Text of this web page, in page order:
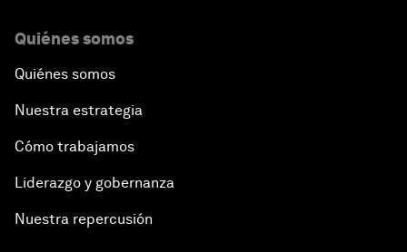
Quiénes somos
Quiénes somos
Nuestra estrategia
Cómo trabajamos
Liderazgo y gobernanza
Nuestra repercusión